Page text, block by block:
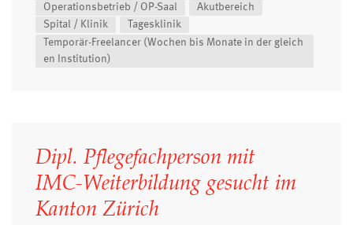
Operationsbetrieb / OP-Saal
Akutbereich
Spital / Klinik
Tagesklinik
Temporär-Freelancer (Wochen bis Monate in der gleich
en Institution)
Dipl. Pflegefachperson mit
IMC-Weiterbildung gesucht im
Kanton Zürich